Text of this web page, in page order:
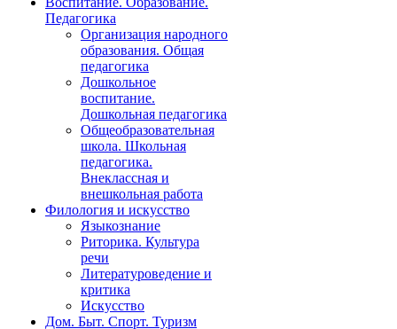
Педагогика
Организация народного
образования. Общая
педагогика
Дошкольное
воспитание.
Дошкольная педагогика
Общеобразовательная
школа. Школьная
педагогика.
Внеклассная и
внешкольная работа
Филология и искусство
Языкознание
Риторика. Культура
речи
Литературоведение и
критика
Искусство
Дом. Быт. Спорт. Туризм